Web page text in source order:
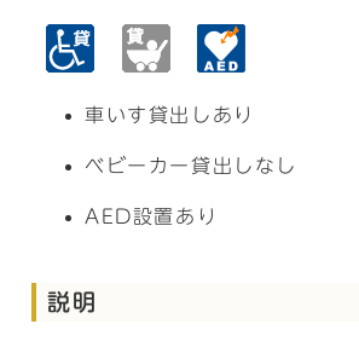
車いす貸出しあり
ベビーカー貸出しなし
AED設置あり
説明